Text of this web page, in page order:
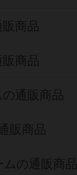
商品
商品
通販商品
販商品
の通販商品